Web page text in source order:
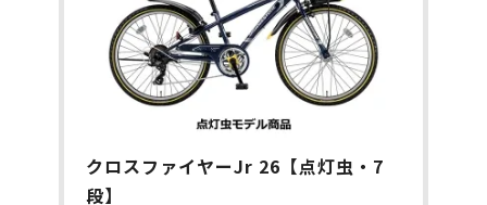
クロスファイヤーJr 26【点灯虫・7
段】